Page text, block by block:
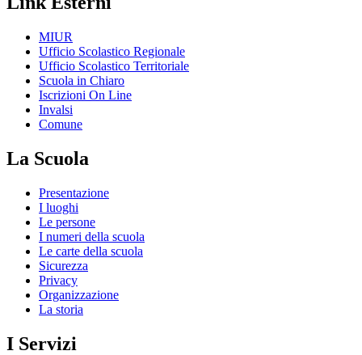
MIUR
Ufficio Scolastico Regionale
Ufficio Scolastico Territoriale
Scuola in Chiaro
Iscrizioni On Line
Invalsi
Comune
La Scuola
Presentazione
I luoghi
Le persone
I numeri della scuola
Le carte della scuola
Sicurezza
Privacy
Organizzazione
La storia
I Servizi